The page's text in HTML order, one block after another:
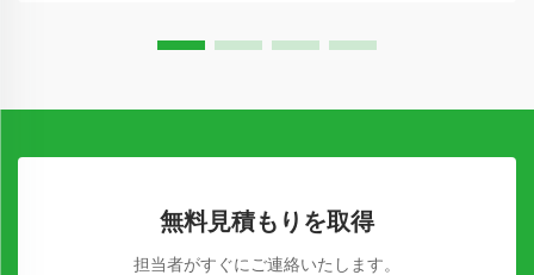
無料見積もりを取得
担当者がすぐにご連絡いたします。